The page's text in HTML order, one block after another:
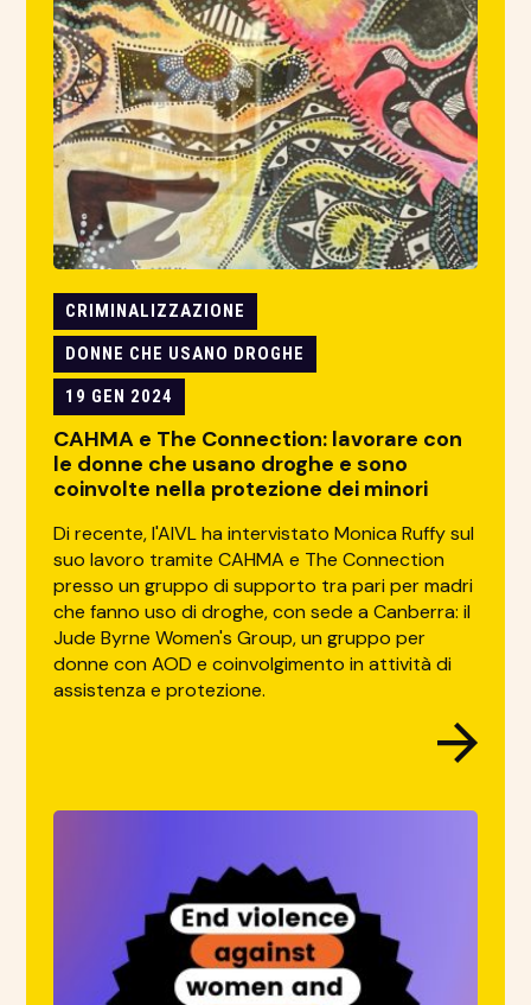
CRIMINALIZZAZIONE
DONNE CHE USANO DROGHE
19 GEN 2024
CAHMA e The Connection: lavorare con
le donne che usano droghe e sono
coinvolte nella protezione dei minori
Di recente, l'AIVL ha intervistato Monica Ruffy sul
suo lavoro tramite CAHMA e The Connection
presso un gruppo di supporto tra pari per madri
che fanno uso di droghe, con sede a Canberra: il
Jude Byrne Women's Group, un gruppo per
donne con AOD e coinvolgimento in attività di
assistenza e protezione.